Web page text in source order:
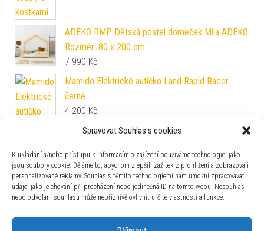
Spravovat Souhlas s cookies
K ukládání a/nebo přístupu k informacím o zařízení používáme technologie, jako
jsou soubory cookie. Děláme to, abychom zlepšili zážitek z prohlížení a zobrazovali
personalizované reklamy. Souhlas s těmito technologiemi nám umožní zpracovávat
údaje, jako je chování při procházení nebo jedinečná ID na tomto webu. Nesouhlas
nebo odvolání souhlasu může nepříznivě ovlivnit určité vlastnosti a funkce.
ADEKO RMP Dětská postel domeček Mila ADEKO
Rozměr: 80 x 200 cm
7 990 Kč
Mamido Elektrické autíčko Land Rapid Racer
černé
4 200 Kč